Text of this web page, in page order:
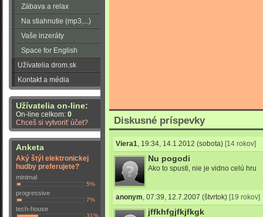
Zábava a relax
Na stiahnutie (mp3,...)
Vaše inzeráty
Space for English
Užívatelia drom.sk
Kontakt a média
Užívatelia on-line:
On-line celkom: 0
Chceš si vytvoriť účet?
Anketa
Aký štýl elektronickej
hudby preferujete?
minimal
5%
progressive
7%
tech-house
31%
Diskusné príspevky
Viera1, 19:34, 14.1.2012 (sobota) [14 rokov]
Nu pogodi
Ako to spusti, nie je vidno celú hru
anonym, 07:39, 12.7.2007 (štvrtok) [19 rokov]
jffkhfgjfkjfkgk